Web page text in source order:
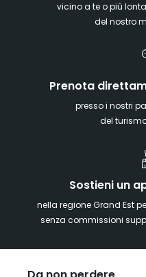
vicino a te o più
del nostro
Prenota
presso i nostri
del
Sostieni un
nella regione Grand Est
senza commissioni